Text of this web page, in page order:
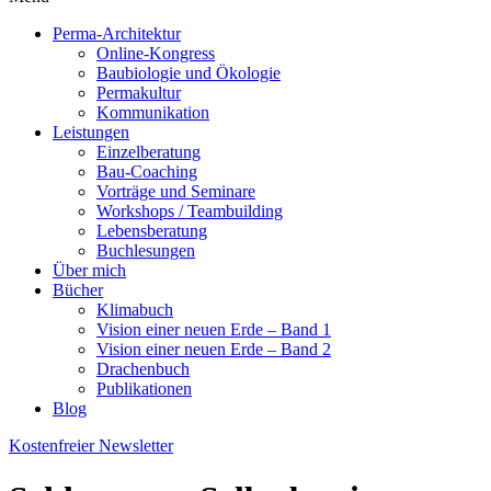
Perma-Architektur
Online-Kongress
Baubiologie und Ökologie
Permakultur
Kommunikation
Leistungen
Einzelberatung
Bau-Coaching
Vorträge und Seminare
Workshops / Teambuilding
Lebensberatung
Buchlesungen
Über mich
Bücher
Klimabuch
Vision einer neuen Erde – Band 1
Vision einer neuen Erde – Band 2
Drachenbuch
Publikationen
Blog
Kostenfreier Newsletter